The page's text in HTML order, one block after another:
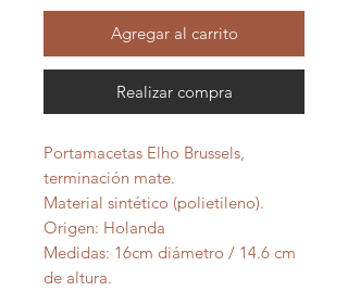
Agregar al carrito
Realizar compra
Portamacetas Elho Brussels,
terminación mate.
Material sintético (polietileno).
Origen: Holanda
Medidas: 16cm diámetro / 14.6 cm
de altura.